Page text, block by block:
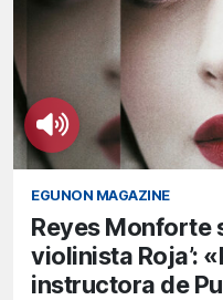
EGUNON MAGAZINE
Reyes Monforte
violinista Roja’:
instructora de